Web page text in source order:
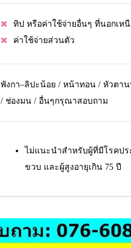
ทิป หรือค่าใช้จ่ายอื่นๆ ที่นอกเห
ค่าใช้จ่ายส่วนตัว
พังกา–ลิปะน้อย / หน้าทอน / หัวตา
/ ช่องมน / อื่นๆกรุณาสอบถาม
ไม่แนะนำสำหรับผู้ที่มีโรคปร
ขวบ และผู้สูงอายุเกิน 75 ปี